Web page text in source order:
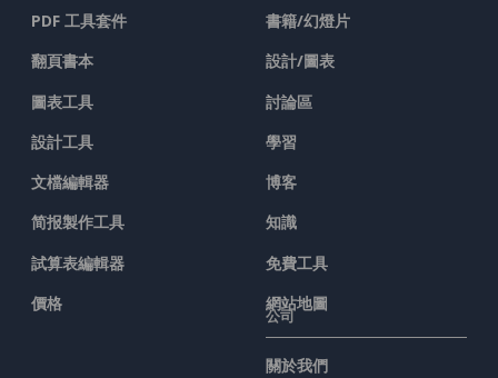
PDF 工具套件
翻頁書本
圖表工具
設計工具
文檔編輯器
简报製作工具
試算表編輯器
價格
書籍/幻燈片
設計/圖表
討論區
學習
博客
知識
免費工具
網站地圖
公司
關於我們